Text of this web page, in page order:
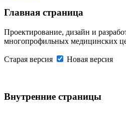
Главная страница
Проектирование, дизайн и
многопрофильных медицинских
Старая версия Новая версия
Внутренние страницы